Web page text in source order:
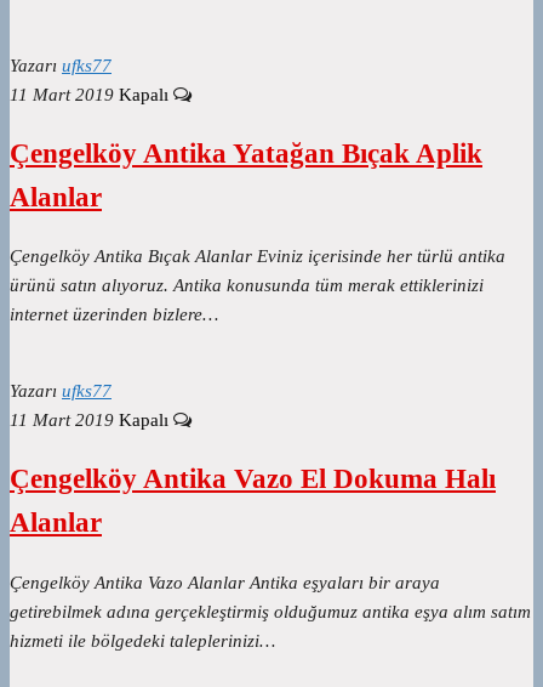
Yazarı ufks77
11 Mart 2019 Kapalı
Çengelköy Antika Yatağan Bıçak Aplik
Alanlar
Çengelköy Antika Bıçak Alanlar Eviniz içerisinde her türlü antika
ürünü satın alıyoruz. Antika konusunda tüm merak ettiklerinizi
internet üzerinden bizlere…
Yazarı ufks77
11 Mart 2019 Kapalı
Çengelköy Antika Vazo El Dokuma Halı
Alanlar
Çengelköy Antika Vazo Alanlar Antika eşyaları bir araya
getirebilmek adına gerçekleştirmiş olduğumuz antika eşya alım satım
hizmeti ile bölgedeki taleplerinizi…